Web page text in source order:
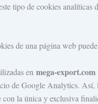
tipo de cookies analíticas
de una página web
en mega-export.com
de Google Analytics.
la única y exclusiva